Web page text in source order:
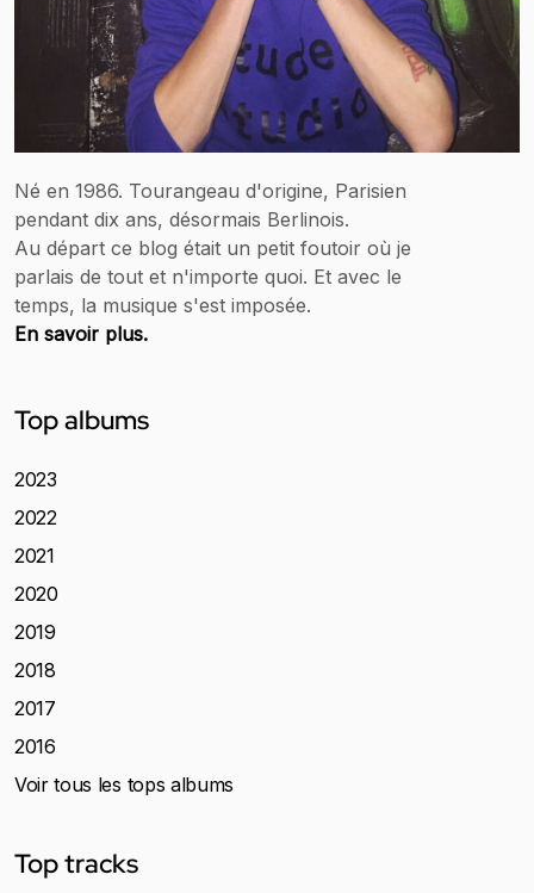
Né en 1986. Tourangeau d'origine, Parisien
pendant dix ans, désormais Berlinois.
Au départ ce blog était un petit foutoir où je
parlais de tout et n'importe quoi. Et avec le
temps, la musique s'est imposée.
En savoir plus.
Top albums
2023
2022
2021
2020
2019
2018
2017
2016
Voir tous les tops albums
Top tracks